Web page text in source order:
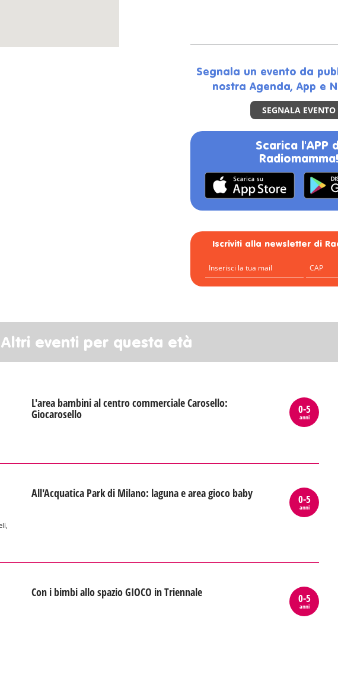
Segnala un evento da
nostra Agenda, App e
SEGNALA EVENTO
Scarica l'APP
Radiomamma!
Iscriviti alla newsletter di
Altri eventi per questa età
L'area bambini al centro commerciale Carosello:
Giocarosello 0-5
anni
All'Acquatica Park di Milano: laguna e area gioco baby 0-5
anni
Con i bimbi allo spazio GIOCO in Triennale 0-5
anni